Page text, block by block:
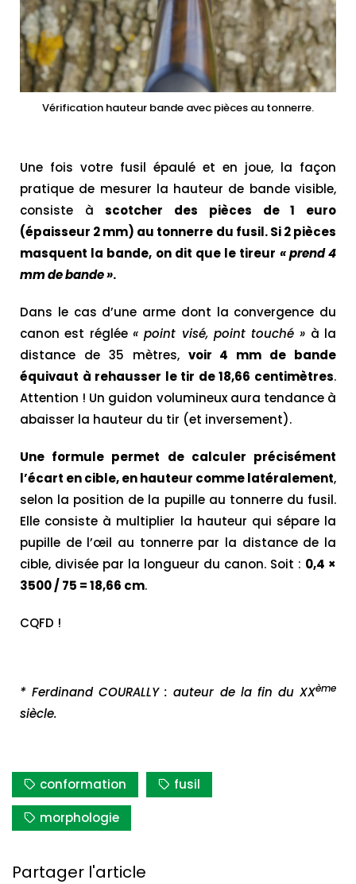
Vérification hauteur bande avec pièces au tonnerre.
Une fois votre fusil épaulé et en joue, la façon
pratique de mesurer la hauteur de bande visible,
consiste àscotcher des pièces de 1 euro
(épaisseur 2 mm) au tonnerre du fusil. Si 2 pièces
masquent la bande, on dit que le tireur « prend 4
mm de bande ».
Dans le cas d’une arme dont la convergence du
canon est réglée « point visé, point touché » à la
distance de 35 mètres, voir 4 mm de bande
équivaut à rehausser le tir de 18,66 centimètres.
Attention ! Un guidon volumineux aura tendance à
abaisser la hauteur du tir (et inversement).
Une formule permet de calculer précisément
l’écart en cible, en hauteur comme latéralement,
selon la position de la pupille au tonnerre du fusil.
Elle consiste à multiplier la hauteur qui sépare la
pupille de l’œil au tonnerre par la distance de la
cible, divisée par la longueur du canon. Soit : 0,4 ×
3500 / 75 = 18,66 cm.
CQFD !
* Ferdinand COURALLY : auteur de la fin du XXème
siècle.
conformation
fusil
morphologie
Partager l'article